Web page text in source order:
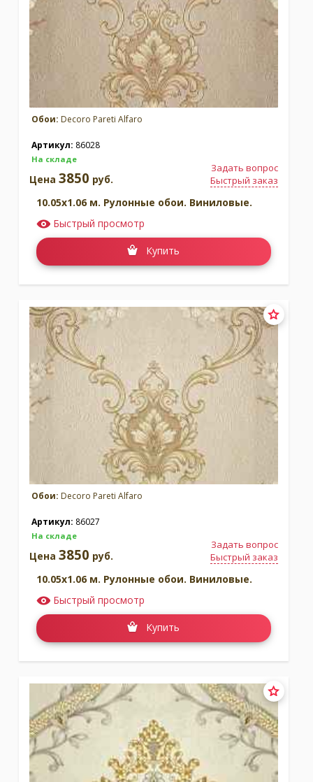
Обои: Decoro Pareti Alfaro
Артикул: 86028
На складе
Задать вопрос
Быстрый заказ
Цена 3850 руб.
10.05x1.06 м. Рулонные обои. Виниловые.
Быстрый просмотр
Купить
Обои: Decoro Pareti Alfaro
Артикул: 86027
На складе
Задать вопрос
Быстрый заказ
Цена 3850 руб.
10.05x1.06 м. Рулонные обои. Виниловые.
Быстрый просмотр
Купить